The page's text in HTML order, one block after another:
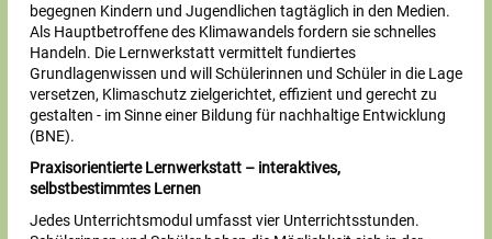
begegnen Kindern und Jugendlichen tagtäglich in den Medien.
Als Hauptbetroffene des Klimawandels fordern sie schnelles
Handeln. Die Lernwerkstatt vermittelt fundiertes
Grundlagenwissen und will Schülerinnen und Schüler in die Lage
versetzen, Klimaschutz zielgerichtet, effizient und gerecht zu
gestalten - im Sinne einer Bildung für nachhaltige Entwicklung
(BNE).
Praxisorientierte Lernwerkstatt – interaktives,
selbstbestimmtes Lernen
Jedes Unterrichtsmodul umfasst vier Unterrichtsstunden.